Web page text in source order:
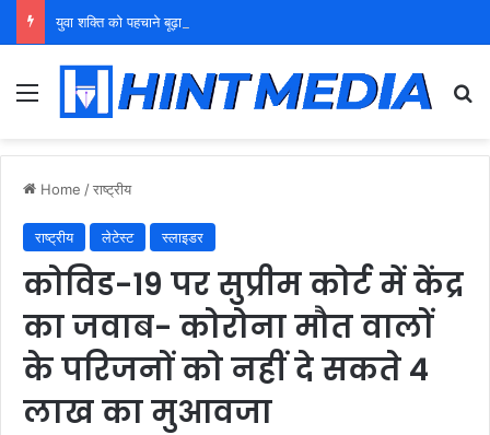
युवा शक्ति को पहचाने बूढ़ा नेतृत्व
Menu
Home /राष्ट्रीय
राष्ट्रीय लेटेस्ट स्लाइडर
कोविड-19 पर सुप्रीम कोर्ट में केंद्र
का जवाब- कोरोना मौत वालों
के परिजनों को नहीं दे सकते 4
लाख का मुआवजा